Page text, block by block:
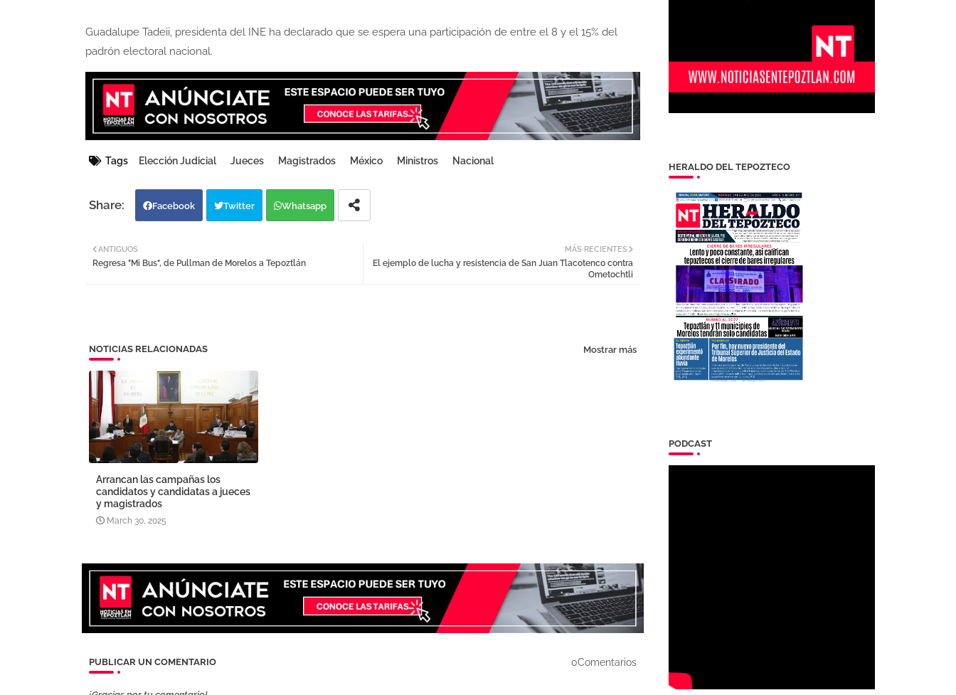
Guadalupe Tadeii, presidenta del INE ha declarado que se espera una participación de entre el 8 y el 15% del
padrón electoral nacional.
Tags Elección Judicial Jueces Magistrados México Ministros Nacional
Facebook Twitter Whatsapp
MÁS RECIENTES
El ejemplo de lucha y resistencia de San Juan Tlacotenco contra
Ometochtli
ANTIGUOS
Regresa "Mi Bus", de Pullman de Morelos a Tepoztlán
NOTICIAS RELACIONADAS Mostrar más
Arrancan las campañas los
candidatos y candidatas a jueces
y magistrados
March 30, 2025
PUBLICAR UN COMENTARIO 0Comentarios
HERALDO DEL TEPOZTECO
PODCAST